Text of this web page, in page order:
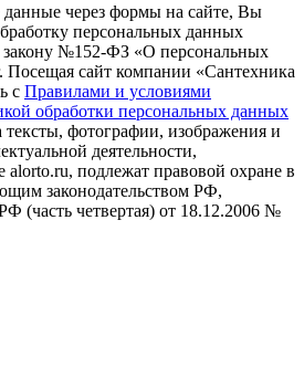
через формы на сайте, Вы
персональных данных
закону №152-ФЗ «О персональных
Посещая сайт компании «Cантехника
с Правилами и условиями
обработки персональных данных
тексты, фотографии, изображения и
деятельности,
alorto.ru, подлежат правовой охране в
законодательством РФ,
(часть четвертая) от 18.12.2006 №